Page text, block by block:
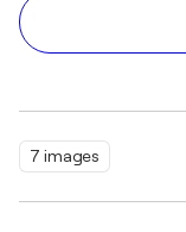
7 images